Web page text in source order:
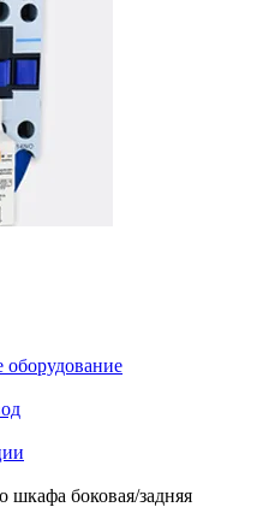
шкафа боковая/задняя